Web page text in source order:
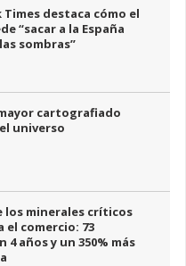
Times destaca cómo el
“sacar a la España
sombras”
cartografiado
universo
los minerales críticos
el comercio: 73
4 años y un 350% más